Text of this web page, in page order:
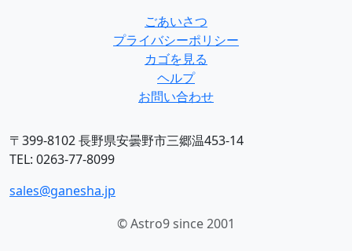
ごあいさつ
プライバシーポリシー
カゴを見る
ヘルプ
お問い合わせ
〒399-8102 長野県安曇野市三郷温453-14
TEL: 0263-77-8099
sales@ganesha.jp
© Astro9 since 2001